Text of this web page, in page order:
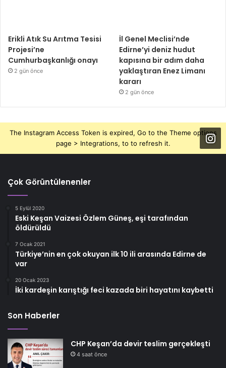
Erikli Atık Su Arıtma Tesisi
Projesi’ne
Cumhurbaşkanlığı onayı
2 gün önce
İl Genel Meclisi’nde
Edirne’yi deniz hudut
kapısına bir adım daha
yaklaştıran Enez Limanı
kararı
2 gün önce
The Instagram Access Token is expired, Go to the Theme options
page > Integrations, to to refresh it.
Çok Görüntülenenler
5 Eylül 2020
Eski Keşan Vaizesi Özlem Güneş, eşi tarafından
öldürüldü
7 Ocak 2021
Türkiye’nin en çok okuyan ilk 10 ili arasında Edirne de
var
20 Ocak 2023
İki kardeşin karıştığı feci kazada biri hayatını kaybetti
Son Haberler
CHP Keşan’da devir teslim gerçekleşti
4 saat önce